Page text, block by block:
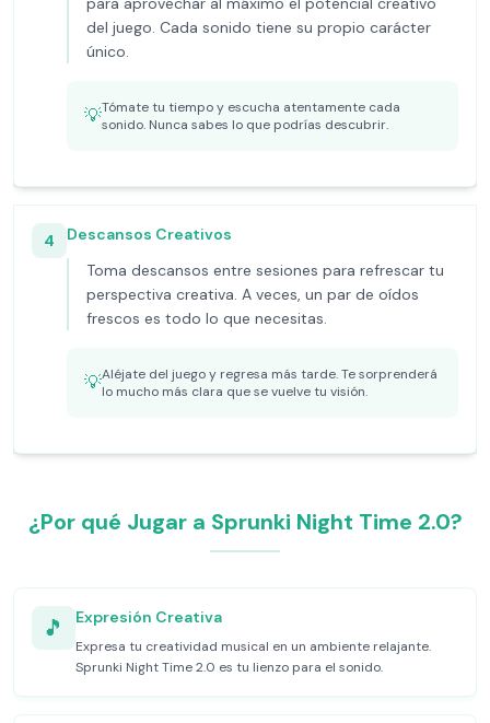
del juego. Cada sonido tiene su propio carácter
único.
💡Tómate tu tiempo y escucha atentamente cada
sonido. Nunca sabes lo que podrías descubrir.
4
Descansos Creativos
Toma descansos entre sesiones para refrescar tu
perspectiva creativa. A veces, un par de oídos
frescos es todo lo que necesitas.
💡Aléjate del juego y regresa más tarde. Te sorprenderá
lo mucho más clara que se vuelve tu visión.
¿Por qué Jugar a Sprunki Night Time 2.0?
🎵 Expresión Creativa
Expresa tu creatividad musical en un ambiente relajante.
Sprunki Night Time 2.0 es tu lienzo para el sonido.